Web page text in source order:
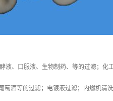
液、口服液、生物制药、等的过滤；
酒等的过滤；电镀液过滤；内燃机清